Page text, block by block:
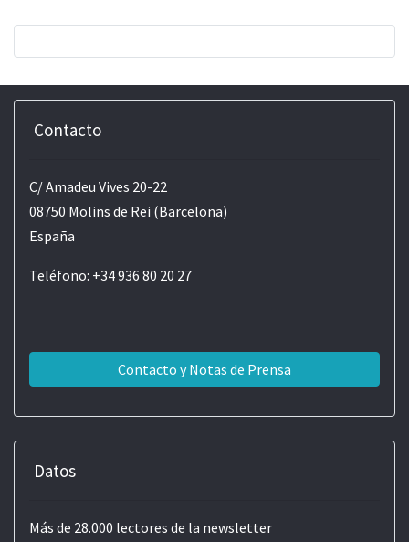
Contacto
C/ Amadeu Vives 20-22
08750 Molins de Rei (Barcelona)
España
Teléfono: +34 936 80 20 27
Contacto y Notas de Prensa
Datos
Más de 28.000 lectores de la newsletter